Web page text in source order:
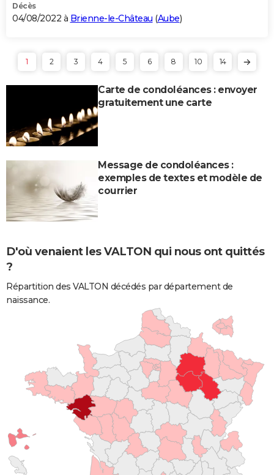
Décès
04/08/2022 à Brienne-le-Château (Aube)
1 2 3 4 5 6 8 10 14
Carte de condoléances : envoyer
gratuitement une carte
Message de condoléances :
exemples de textes et modèle de
courrier
D'où venaient les VALTON qui nous ont quittés
?
Répartition des VALTON décédés par département de
naissance.